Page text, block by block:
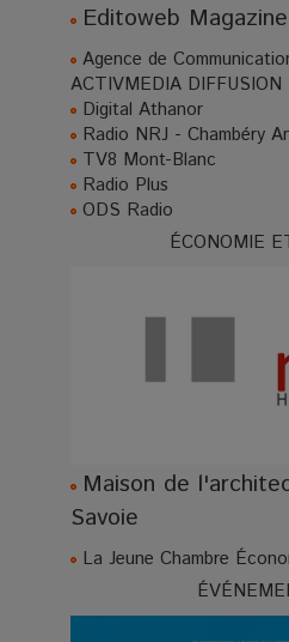
Editoweb Magazine
Agence de
ACTIVMEDIA DIFFUSION
Digital Athanor
Radio NRJ - Chambéry
TV8 Mont-Blanc
Radio Plus
ODS Radio
ÉCONOMIE
Maison de
Savoie
La Jeune Chambre